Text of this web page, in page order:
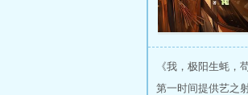
《我，极阳生蚝
第一时间提供艺之